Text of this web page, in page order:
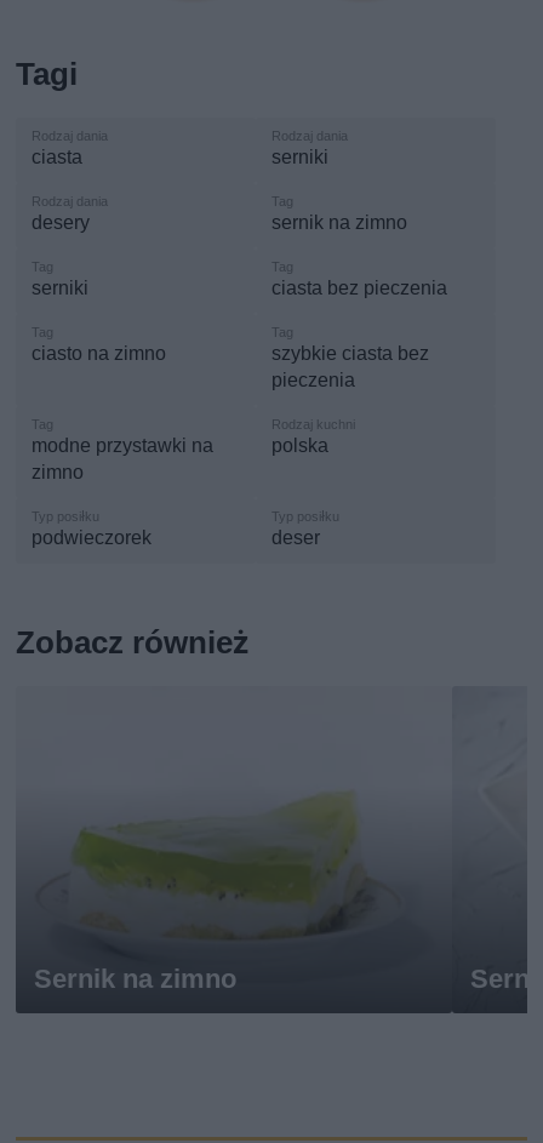
Tagi
ciasta serniki
desery sernik na zimno
serniki ciasta bez pieczenia
ciasto na zimno
szybkie ciasta bez
pieczenia
modne przystawki na
zimno
polska
podwieczorek deser
Zobacz również
Sernik na zimno